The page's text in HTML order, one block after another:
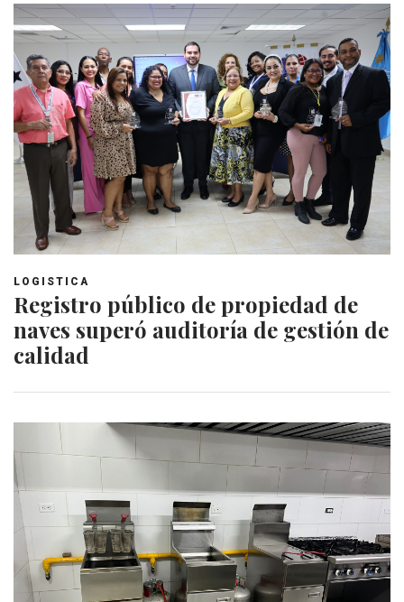
LOGISTICA
Registro público de propiedad de
naves superó auditoría de gestión de
calidad